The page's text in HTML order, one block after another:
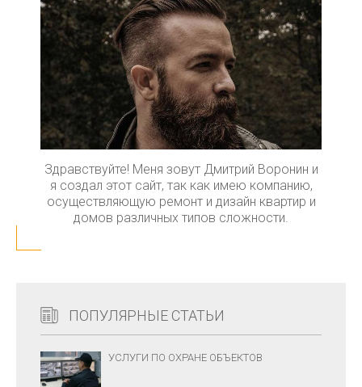
Здравствуйте! Меня зовут Дмитрий Воронин и
я создал этот сайт, так как имею компанию,
осуществляющую ремонт и дизайн квартир и
домов различных типов сложности.
ПОПУЛЯРНЫЕ СТАТЬИ
УСЛУГИ ПО ОХРАНЕ ОБЪЕКТОВ